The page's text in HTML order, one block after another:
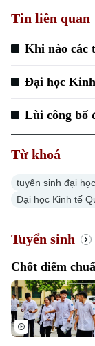
Chuyên mục
Thời sự
Hà Nội
Chính trị
Xã hội
Nhịp sống Hà Nội
Thế giới
Tin liên quan
Khi nào các
Đại học
Lùi công bố
Từ khoá
tuyển sinh đại
Đại học Kinh tế
Tuyển sinh
Chốt điểm